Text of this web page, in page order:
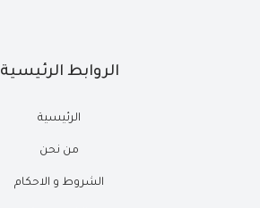
الروابط الرئيسية
الرئيسية
من نحن
الشروط و الاحكام